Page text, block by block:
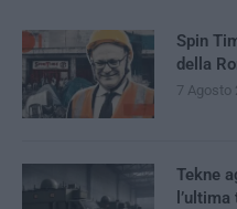
Spin
della
7 Agosto
Tekne